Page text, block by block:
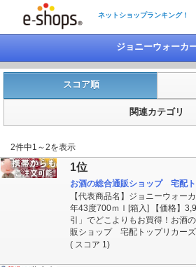
ネットショップランキング！
ジョニーウォーカ
スコア順
関連カテゴリ
2件中1～2を表示
1位
お酒の総合通販ショップ 宅配
【代表商品名】ジョニーウォ
年43度700ｍｌ[箱入] 【価格】
引」でどこよりもお買得！お酒
販ショップ 宅配トップリカー
( スコア 1)